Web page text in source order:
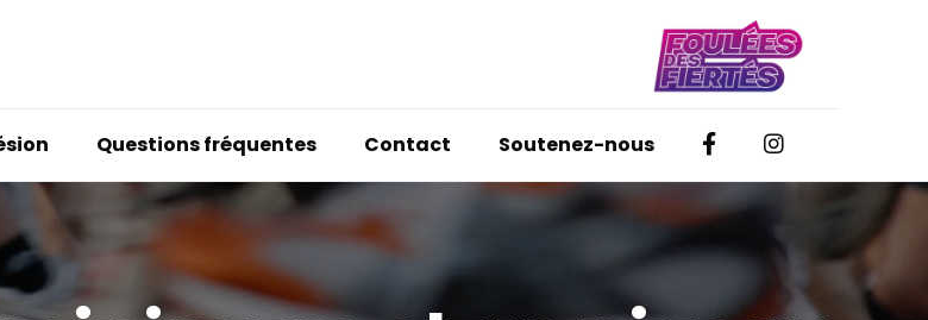
Questions fréquentes Contact Soutenez-nous FacebookInstagram